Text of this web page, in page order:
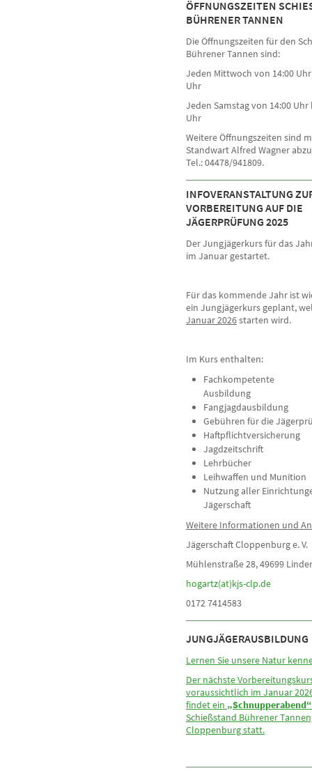
ÖFFNUNGSZEITEN
ÜHRENER TANNEN
Die Öffnungszeiten für den
Bührener Tannen sind:
Jeden Mittwoch von 14:00
Uhr
Jeden Samstag von 14:00 Uhr
Uhr
Weitere Öffnungszeiten sind
Standwart Alfred Wagner
Tel.: 04478/941809.
INFOVERANSTALTUNG
VORBEREITUNG AUF DIE
JÄGERPRÜFUNG 2025
Der Jungjägerkurs für das
im Januar gestartet.
Für das kommende Jahr ist
ein Jungjägerkurs geplant,
Januar 2026starten wird.
Im Kurs enthalten:
Fachkompetente
Fangjagdausbildung
Gebühren für die
Haftpflichtversicherung
Jagdzeitschrift
Lehrbücher
Leihwaffen und Munition
Nutzung aller
Jägerschaft
Weitere Informationen und
Jägerschaft Cloppenburg e. V.
Mühlenstraße 28, 49699
hogartz(at)kjs-clp.de
0172 7414583
JUNGJÄGERAUSBILDUNG
Lernen Sie unsere Natur
Der nächste
voraussichtlich im Januar
findet ein „Schnupperabend“
Schießstand Bührener
Cloppenburg statt.